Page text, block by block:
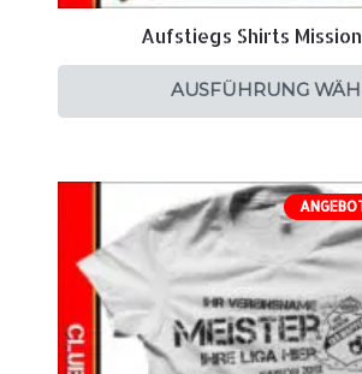
Aufstiegs Shirts
AUSFÜHRUNG